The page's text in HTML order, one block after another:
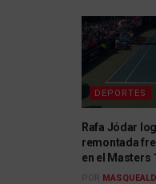
DEPORTES
Rafa Jódar
remontada
en el Masters
POR